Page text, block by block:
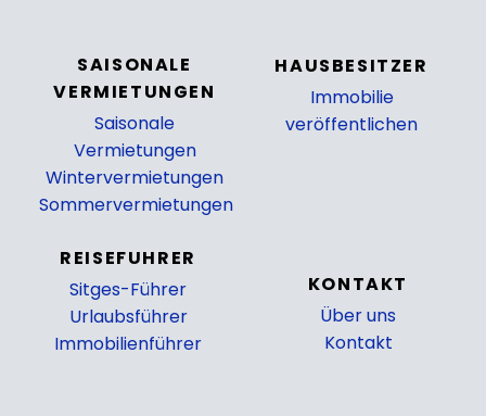
SAISONALE
VERMIETUNGEN
Saisonale
Vermietungen
Wintervermietungen
Sommervermietungen
HAUSBESITZER
Immobilie
veröffentlichen
REISEFUHRER
Sitges-Führer
Urlaubsführer
Immobilienführer
KONTAKT
Über uns
Kontakt